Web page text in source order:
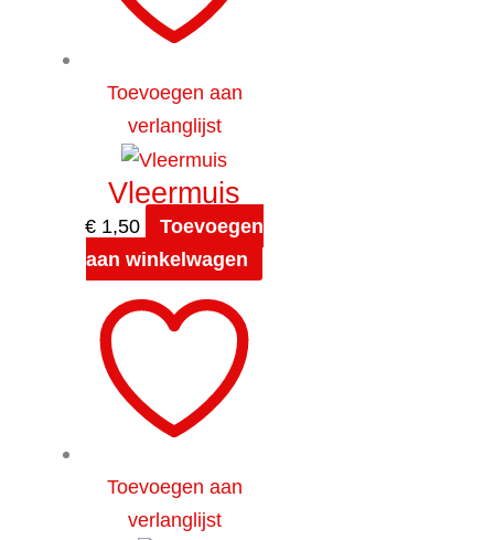
Toevoegen aan
verlanglijst
Vleermuis
€1,50
Toevoegen
aan winkelwagen
Toevoegen aan
verlanglijst